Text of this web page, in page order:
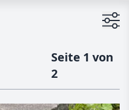
Seite 1 von
2